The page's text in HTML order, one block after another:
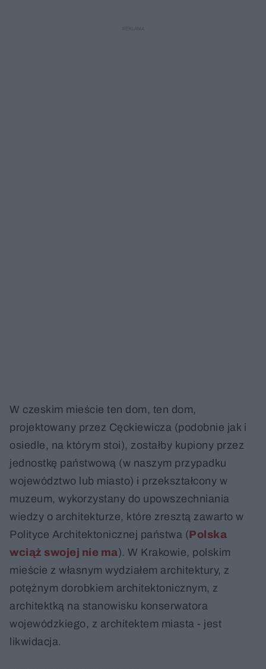
W czeskim mieście ten dom, ten dom,
projektowany przez Cęckiewicza (podobnie jak i
osiedle, na którym stoi), zostałby kupiony przez
jednostkę państwową (w naszym przypadku
województwo lub miasto) i przekształcony w
muzeum, wykorzystany do upowszechniania
wiedzy o architekturze, które zresztą zawarto w
Polityce Architektonicznej państwa (Polska
wciąż swojej nie ma). W Krakowie, polskim
mieście z własnym wydziałem architektury, z
potężnym dorobkiem architektonicznym, z
architektką na stanowisku konserwatora
wojewódzkiego, z architektem miasta - jest
likwidacja.